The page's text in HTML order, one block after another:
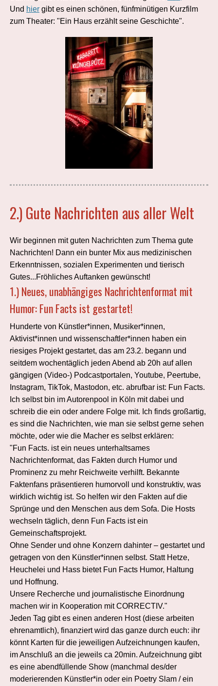
Und hier gibt es einen schönen, fünfminütigen Kurzfilm
zum Theater: "Ein Haus erzählt seine Geschichte".
2.) Gute Nachrichten aus aller Welt
Wir beginnen mit guten Nachrichten zum Thema gute
Nachrichten! Dann ein bunter Mix aus medizinischen
Erkenntnissen, sozialen Experimenten und tierisch
Gutes...Fröhliches Auftanken gewünscht!
1.) Neues, unabhängiges Nachrichtenformat mit
Humor: Fun Facts ist gestartet!
Hunderte von Künstler*innen, Musiker*innen,
Aktivist*innen und wissenschaftler*innen haben ein
riesiges Projekt gestartet, das am 23.2. begann und
seitdem wochentäglich jeden Abend ab 20h auf allen
gängigen (Video-) Podcastportalen, Youtube, Peertube,
Instagram, TikTok, Mastodon, etc. abrufbar ist: Fun Facts.
Ich selbst bin im Autorenpool in Köln mit dabei und
schreib die ein oder andere Folge mit. Ich finds großartig,
es sind die Nachrichten, wie man sie selbst gerne sehen
möchte, oder wie die Macher es selbst erklären:
"Fun Facts. ist ein neues unterhaltsames
Nachrichtenformat, das Fakten durch Humor und
Prominenz zu mehr Reichweite verhilft. Bekannte
Faktenfans präsentieren humorvoll und konstruktiv, was
wirklich wichtig ist. So helfen wir den Fakten auf die
Sprünge und den Menschen aus dem Sofa. Die Hosts
wechseln täglich, denn Fun Facts ist ein
Gemeinschaftsprojekt.
Ohne Sender und ohne Konzern dahinter – gestartet und
getragen von den Künstler*innen selbst. Statt Hetze,
Heuchelei und Hass bietet Fun Facts Humor, Haltung
und Hoffnung.
Unsere Recherche und journalistische Einordnung
machen wir in Kooperation mit CORRECTIV."
Jeden Tag gibt es einen anderen Host (diese arbeiten
ehrenamtlich), finanziert wird das ganze durch euch: ihr
könnt Karten für die jeweiligen Aufzeichnungen kaufen,
im Anschluß an die jeweils ca 20min. Aufzeichnung gibt
es eine abendfüllende Show (manchmal des/der
moderierenden Künstler*in oder ein Poetry Slam / ein